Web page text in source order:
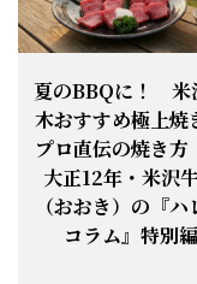
お知らせ
お知らせ
お知らせ
お知らせ
夏のBBQに！ 米
木おすすめ極上焼
プロ直伝の焼き方
大正12年・米沢
（おおき）の『ハ
コラム』特別編